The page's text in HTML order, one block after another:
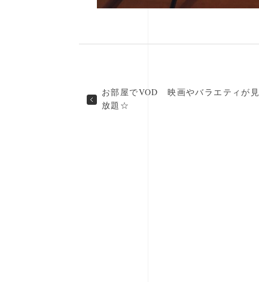
お部屋でVOD 映画やバラエティが見
放題☆